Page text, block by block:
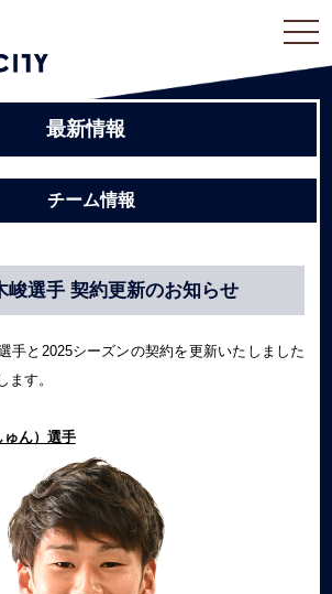
最新情報
チーム情報
峻選手 契約更新のお知らせ
手と2025シーズンの契約を更新いたしました
ます。
ん）選手